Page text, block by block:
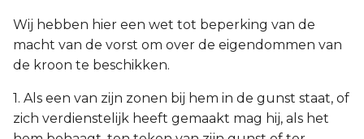
Wij hebben hier een wet tot beperking van de
macht van de vorst om over de eigendommen van
de kroon te beschikken.
1. Als een van zijn zonen bij hem in de gunst staat, of
zich verdienstelijk heeft gemaakt mag hij, als het